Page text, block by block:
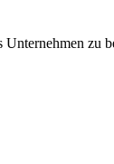
Unternehmen zu